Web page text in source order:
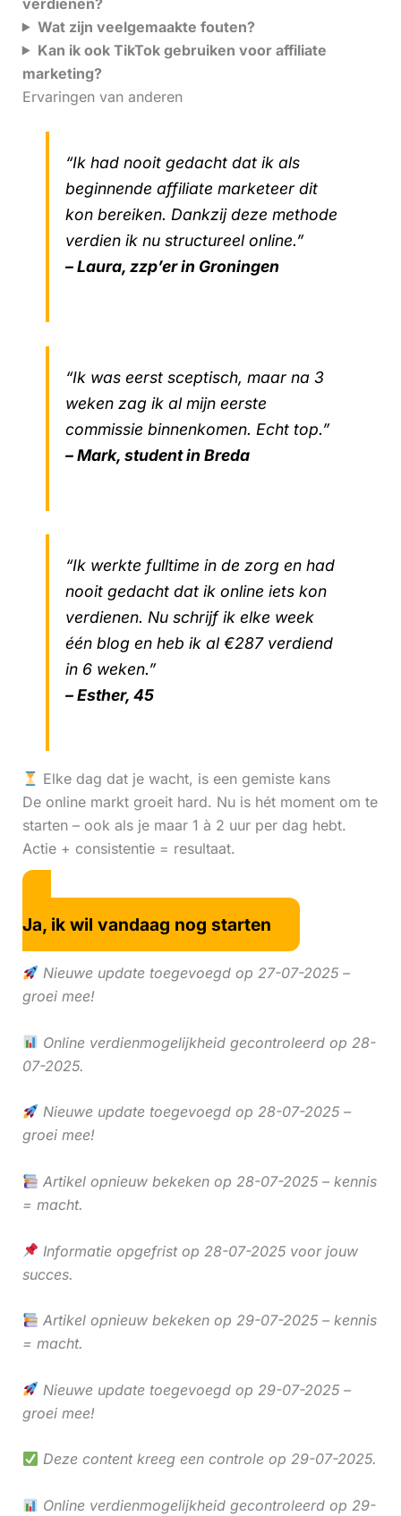
Wat zijn veelgemaakte fouten?
Kan ik ook TikTok gebruiken voor affiliate
marketing?
Ervaringen van anderen
“Ik had nooit gedacht dat ik als
beginnende affiliate marketeer dit
kon bereiken. Dankzij deze methode
verdien ik nu structureel online.”
– Laura, zzp’er in Groningen
“Ik was eerst sceptisch, maar na 3
weken zag ik al mijn eerste
commissie binnenkomen. Echt top.”
– Mark, student in Breda
“Ik werkte fulltime in de zorg en had
nooit gedacht dat ik online iets kon
verdienen. Nu schrijf ik elke week
één blog en heb ik al €287 verdiend
in 6 weken.”
– Esther, 45
Elke dag dat je wacht, is een gemiste kans
De online markt groeit hard. Nu is hét moment om te
starten – ook als je maar 1 à 2 uur per dag hebt.
Actie + consistentie = resultaat.
Ja, ik wil vandaag nog starten
Nieuwe update toegevoegd op 27-07-2025 –
groei mee!
Online verdienmogelijkheid gecontroleerd op 28-
07-2025.
Nieuwe update toegevoegd op 28-07-2025 –
groei mee!
Artikel opnieuw bekeken op 28-07-2025 – kennis
= macht.
Informatie opgefrist op 28-07-2025 voor jouw
succes.
Artikel opnieuw bekeken op 29-07-2025 – kennis
= macht.
Nieuwe update toegevoegd op 29-07-2025 –
groei mee!
Deze content kreeg een controle op 29-07-2025.
Online verdienmogelijkheid gecontroleerd op 29-